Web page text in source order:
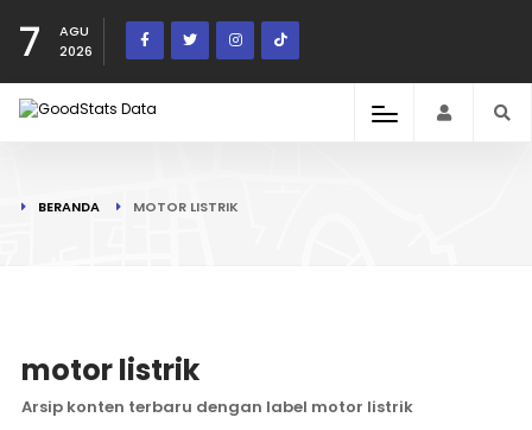
7
AGU
2026
BERANDA MOTOR LISTRIK
motor listrik
Arsip konten terbaru dengan label motor listrik